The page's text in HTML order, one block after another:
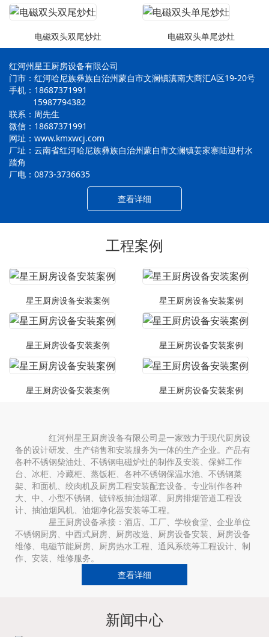
电磁双头双尾炒灶 电磁双头单尾炒灶
红河州星王厨房设备有限公司
门市：红河哈尼族彝族自治州蒙自市文澜镇滇南大商汇A区19-20号
手机：18687371991
15987794382
联系：周先生
微信：18687371991
网址：www.kmxwcj.com
厂址：云南省红河哈尼族彝族自治州蒙自市文澜镇姜家寨陆迎村水
踏角
厂电：0873-3736635
查看详细
工程案例
星王厨房设备安装案例 星王厨房设备安装案例
星王厨房设备安装案例 星王厨房设备安装案例
星王厨房设备安装案例 星王厨房设备安装案例
红河州星王厨房设备有限公司是一家致力于现代厨房设
备的设计研发、生产销售和安装服务为一体的生产企业。产品有
各种不锈钢柴油灶、不锈钢电磁炉灶的制作及安装、保鲜工作
台、冰柜、冷藏柜、蒸饭柜、各种不锈钢保温水池、不锈钢菜
架、和面机、绞肉机及厨房工程安装配套设备。专业制作各种
大、中、小型不锈钢、镀锌板抽油烟罩、厨房排烟管道工程设
计、抽油烟风机、油烟净化器安装等工程。
星王厨房设备承接：酒店、工厂、学校食堂、企业单位
不锈钢厨房、中西式厨房、厨房改造、厨房设备安装、厨房设备
维修、电磁节能厨房、厨房热水工程、通风系统等工程设计、制
作、安装、维修服务。
查看详细
新闻中心